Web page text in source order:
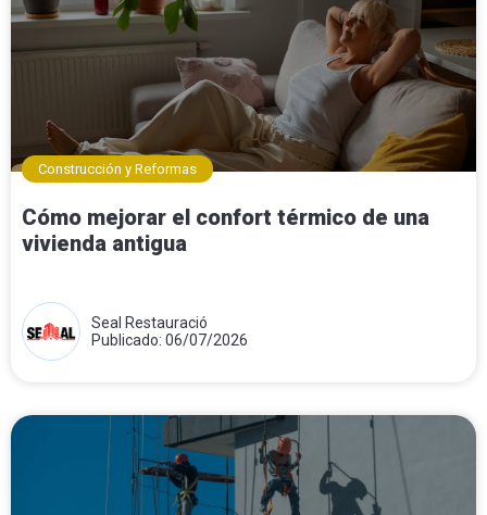
Construcción y Reformas
Cómo mejorar el confort térmico de una
vivienda antigua
Seal Restauració
Publicado: 06/07/2026